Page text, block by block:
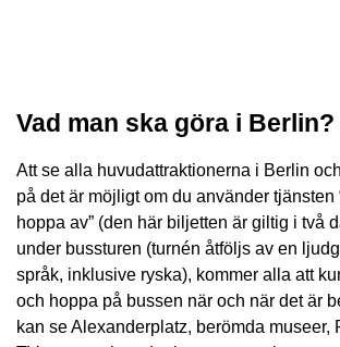
Vad man ska göra i Berlin?
Att se alla huvudattraktionerna i Berlin
på det är möjligt om du använder tjänsten
hoppa av” (den här biljetten är giltig i två
under bussturen (turnén åtföljs av en
språk, inklusive ryska), kommer alla att
och hoppa på bussen när och när det är
kan se Alexanderplatz, berömda museer,